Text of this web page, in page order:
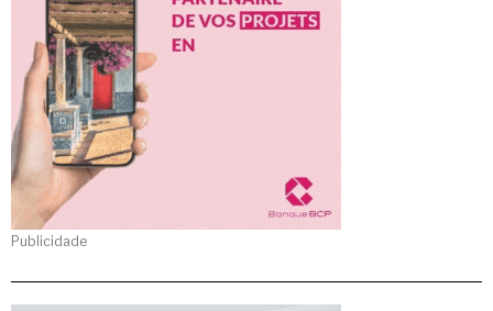
Publicidade